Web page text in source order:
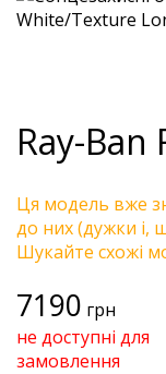
Ray-Ban
Ця модель вже
до них (дужки і,
Шукайте схожі
7190 грн
не доступні для
замовлення